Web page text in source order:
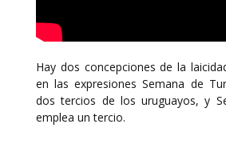
Hay dos concepciones de la
en las expresiones Semana de
dos tercios de los uruguayos, y
emplea un tercio.